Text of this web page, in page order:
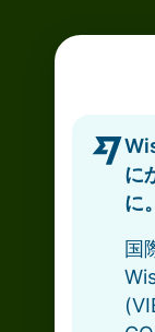
に
に。
国